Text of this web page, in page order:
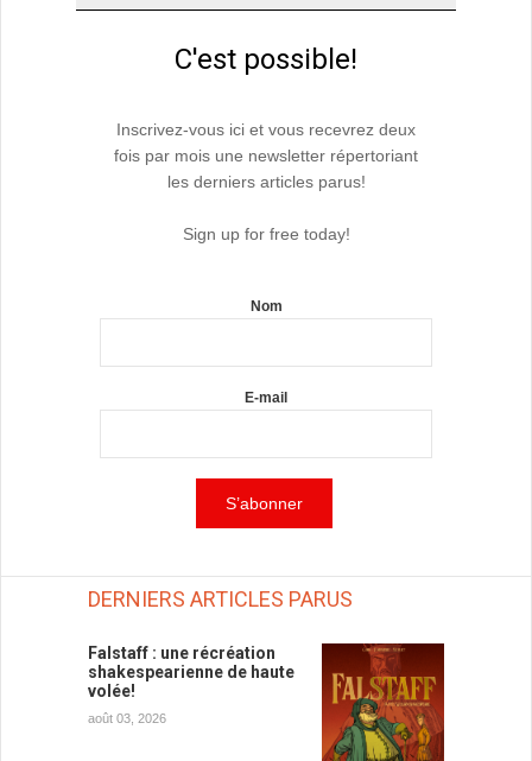
C'est possible!
Inscrivez-vous ici et vous recevrez deux
fois par mois une newsletter répertoriant
les derniers articles parus!
Sign up for free today!
Nom
E-mail
DERNIERS ARTICLES PARUS
Falstaff : une récréation
shakespearienne de haute
volée!
août 03, 2026